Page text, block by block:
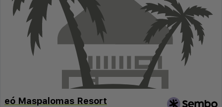
eó Maspalomas Resort